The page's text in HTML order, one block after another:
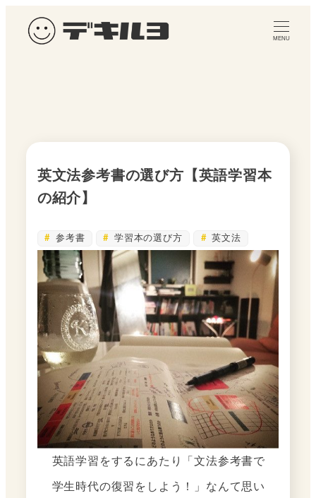
MENU
英文法参考書の選び方【英語学習本
の紹介】
英語学習をするにあたり「文法参考書で
学生時代の復習をしよう！」なんて思い
参考書 学習本の選び方 英文法